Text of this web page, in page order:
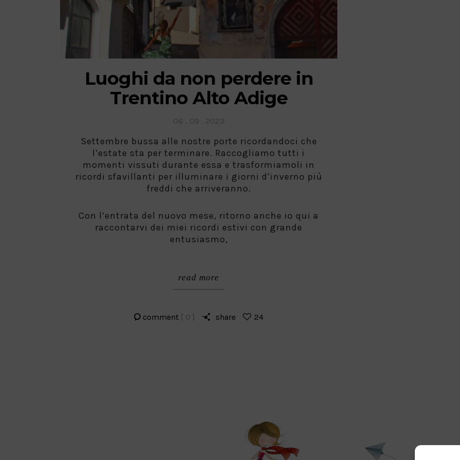
Luoghi da non perdere in
Trentino Alto Adige
Settembre bussa alle nostre porte ricordandoci che
l’estate sta per terminare. Raccogliamo tutti i
momenti vissuti durante essa e trasformiamoli in
ricordi sfavillanti per illuminare i giorni d’inverno più
freddi che arriveranno.
Con l’entrata del nuovo mese, ritorno anche io qui a
raccontarvi dei miei ricordi estivi con grande
entusiasmo,
read more
comment [ 0 ] share 24